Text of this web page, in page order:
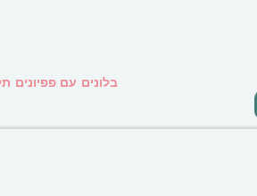
בלונים עם פפיונים